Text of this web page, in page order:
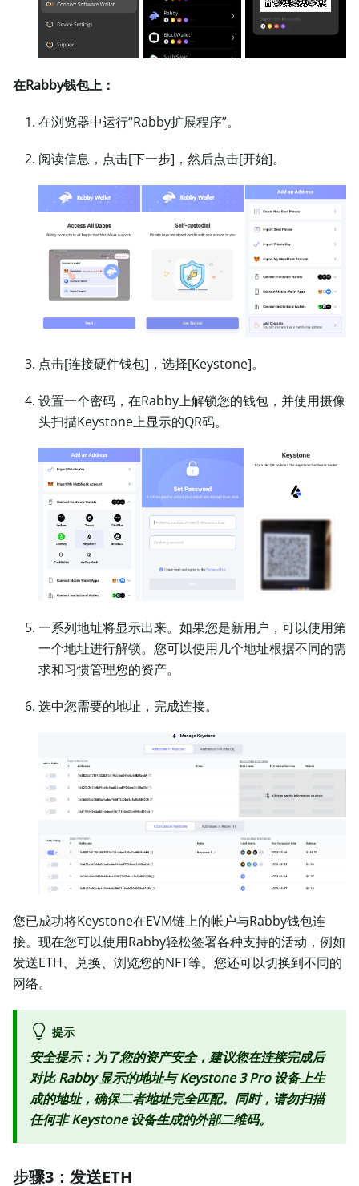
在Rabby钱包上：
在浏览器中运行“Rabby扩展程序”。
阅读信息，点击[下一步] ，然后点击[开始]。
点击[连接硬件钱包] ，选择[Keystone]。
设置一个密码，在Rabby上解锁您的钱包，并使用摄像
头扫描Keystone上显示的QR码。
一系列地址将显示出来。如果您是新用户，可以使用第
一个地址进行解锁。您可以使用几个地址根据不同的需
求和习惯管理您的资产。
选中您需要的地址，完成连接。
您已成功将Keystone在EVM链上的帐户与Rabby钱包连
接。现在您可以使用Rabby轻松签署各种支持的活动，例如
发送ETH、兑换、浏览您的NFT等。您还可以切换到不同的
网络。
提示
安全提示：为了您的资产安全，建议您在连接完成后
对比 Rabby 显示的地址与 Keystone 3 Pro 设备上生
成的地址，确保二者地址完全匹配。同时，请勿扫描
任何非 Keystone 设备生成的外部二维码。
步骤3：发送ETH